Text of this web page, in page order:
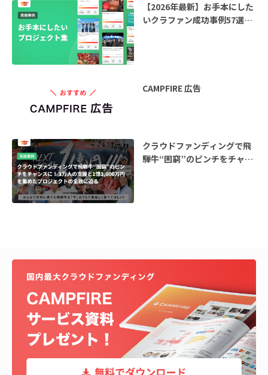
【2026年最新】お手本にした
いクラファン成功事例57選｜
CAMPFIRE 広告
クラウドファンディングで飛
騨牛“困窮”のピンチをチャン